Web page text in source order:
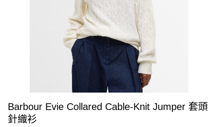
Barbour Evie Collared Cable-Knit Jumper 套頭
針織衫